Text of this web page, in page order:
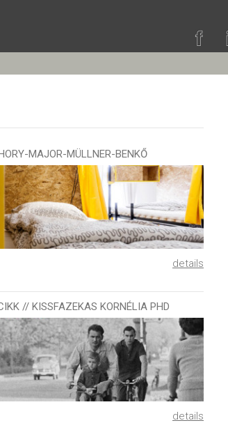
MAJOR-MÜLLNER-BENKŐ
details
// KISSFAZEKAS KORNÉLIA PHD
details